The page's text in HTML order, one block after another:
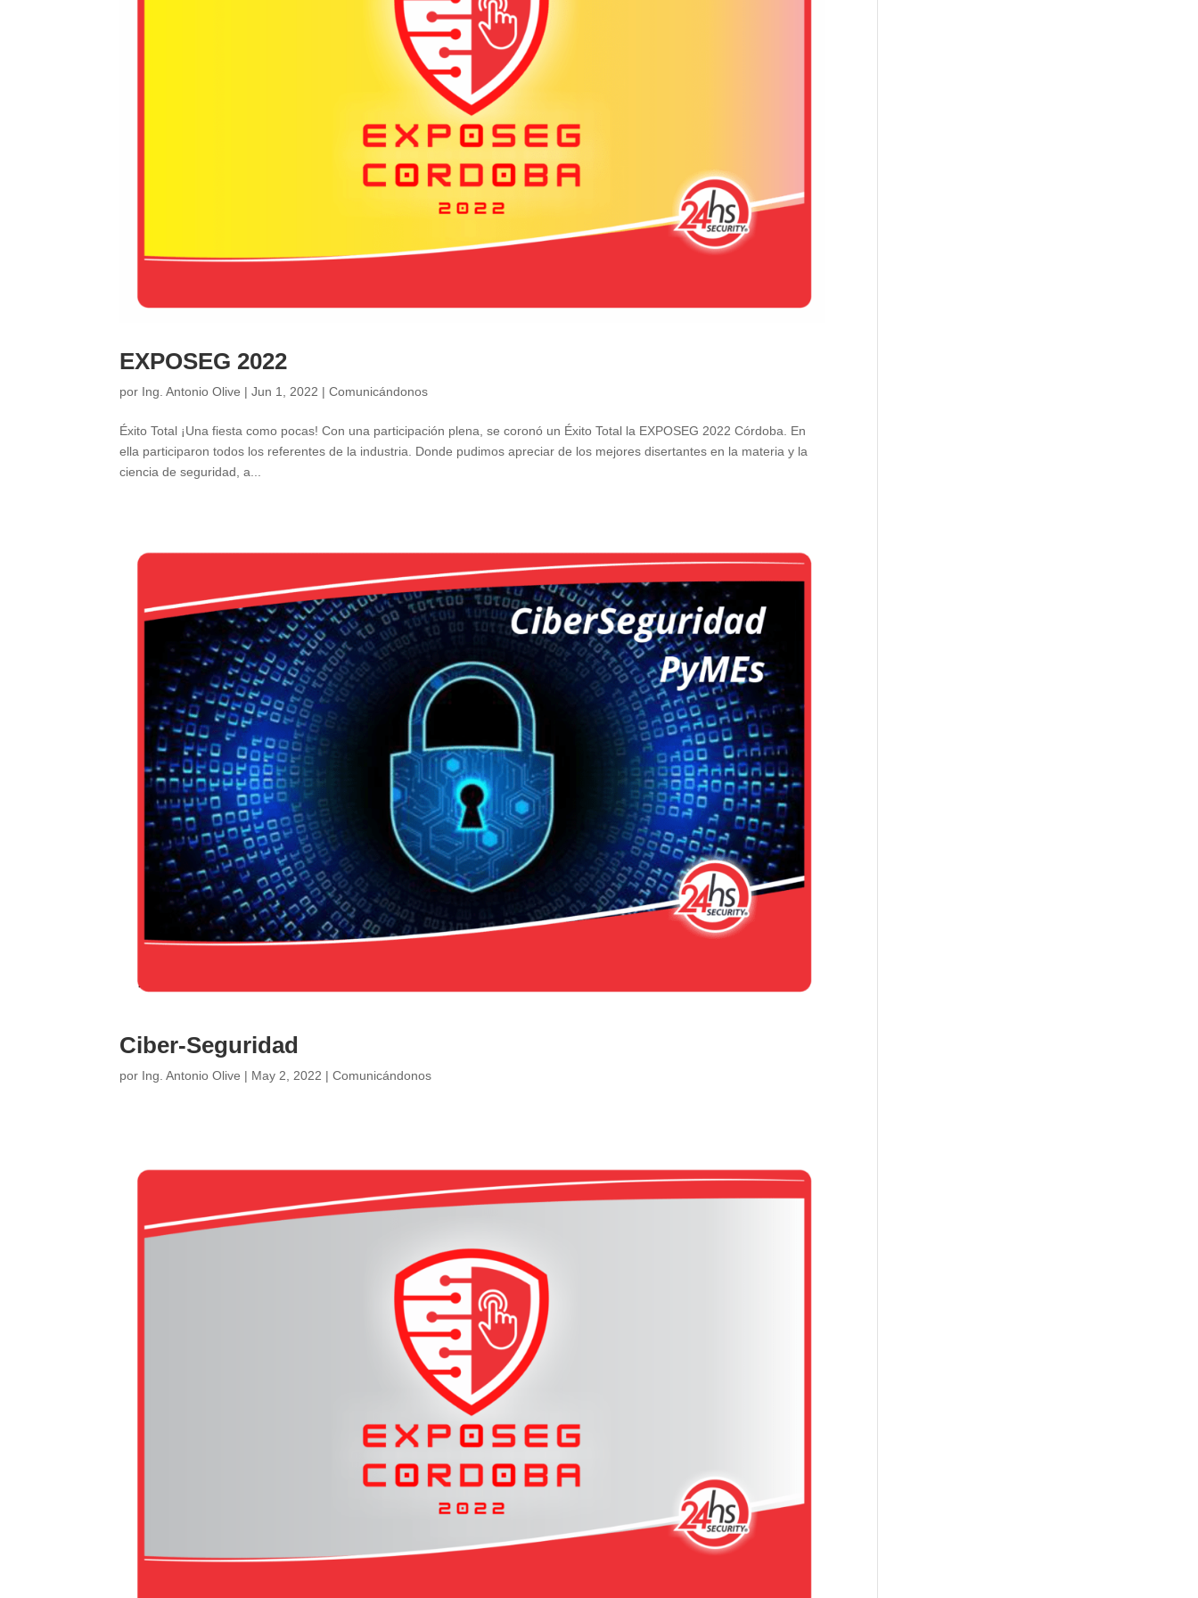
EXPOSEG 2022
por Ing. Antonio Olive |Jun 1, 2022 |Comunicándonos
Éxito Total ¡Una fiesta como pocas! Con una participación plena, se coronó un Éxito Total la EXPOSEG 2022 Córdoba. En
ella participaron todos los referentes de la industria. Donde pudimos apreciar de los mejores disertantes en la materia y la
ciencia de seguridad, a...
Ciber-Seguridad
por Ing. Antonio Olive | May 2, 2022 |Comunicándonos